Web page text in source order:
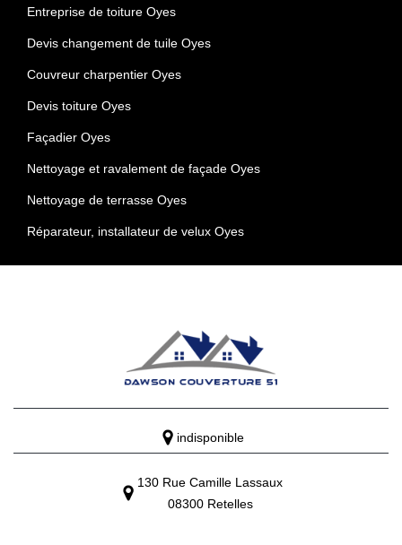
Entreprise de toiture Oyes
Devis changement de tuile Oyes
Couvreur charpentier Oyes
Devis toiture Oyes
Façadier Oyes
Nettoyage et ravalement de façade Oyes
Nettoyage de terrasse Oyes
Réparateur, installateur de velux Oyes
indisponible
130 Rue Camille Lassaux
08300 Retelles